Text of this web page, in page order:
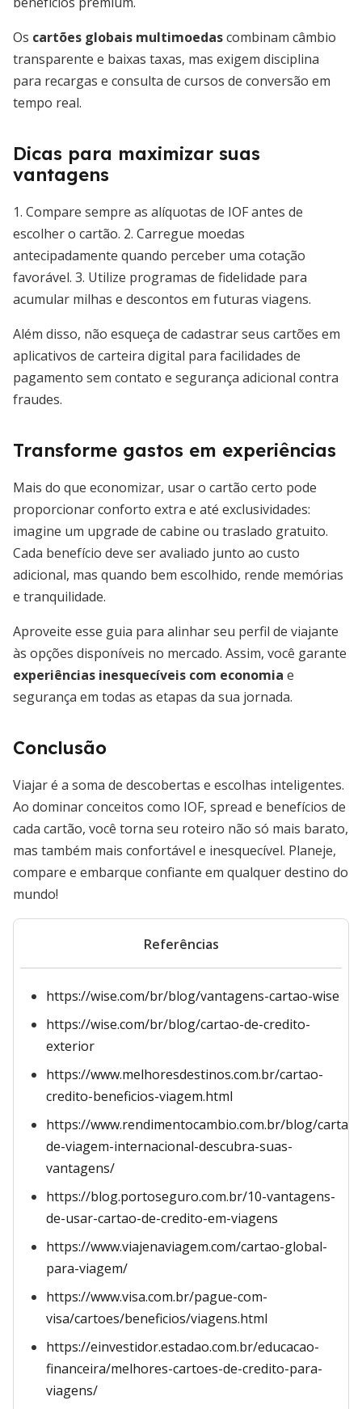
Os cartões globais multimoedascombinam câmbio
transparente e baixas taxas, mas exigem disciplina
para recargas e consulta de cursos de conversão em
tempo real.
Dicas para maximizar suas
vantagens
1. Compare sempre as alíquotas de IOF antes de
escolher o cartão. 2. Carregue moedas
antecipadamente quando perceber uma cotação
favorável. 3. Utilize programas de fidelidade para
acumular milhas e descontos em futuras viagens.
Além disso, não esqueça de cadastrar seus cartões em
aplicativos de carteira digital para facilidades de
pagamento sem contato e segurança adicional contra
fraudes.
Transforme gastos em experiências
Mais do que economizar, usar o cartão certo pode
proporcionar conforto extra e até exclusividades:
imagine um upgrade de cabine ou traslado gratuito.
Cada benefício deve ser avaliado junto ao custo
adicional, mas quando bem escolhido, rende memórias
e tranquilidade.
Aproveite esse guia para alinhar seu perfil de viajante
às opções disponíveis no mercado. Assim, você garante
experiências inesquecíveis com economia e
segurança em todas as etapas da sua jornada.
Conclusão
Viajar é a soma de descobertas e escolhas inteligentes.
Ao dominar conceitos como IOF, spread e benefícios de
cada cartão, você torna seu roteiro não só mais barato,
mas também mais confortável e inesquecível. Planeje,
compare e embarque confiante em qualquer destino do
mundo!
Referências
https://wise.com/br/blog/vantagens-cartao-wise
https://wise.com/br/blog/cartao-de-credito-
exterior
https://www.melhoresdestinos.com.br/cartao-
credito-beneficios-viagem.html
https://www.rendimentocambio.com.br/blog/cartao-
de-viagem-internacional-descubra-suas-
vantagens/
https://blog.portoseguro.com.br/10-vantagens-
de-usar-cartao-de-credito-em-viagens
https://www.viajenaviagem.com/cartao-global-
para-viagem/
https://www.visa.com.br/pague-com-
visa/cartoes/beneficios/viagens.html
https://einvestidor.estadao.com.br/educacao-
financeira/melhores-cartoes-de-credito-para-
viagens/